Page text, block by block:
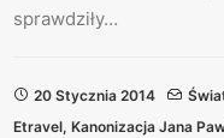
sprawdziły…
20 Stycznia 2014
Etravel, Kanonizacja Jana